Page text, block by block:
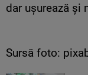
dar ușurează și
Sursă foto: